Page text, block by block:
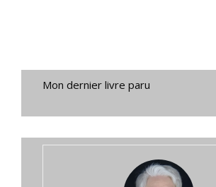
Mon dernier livre paru